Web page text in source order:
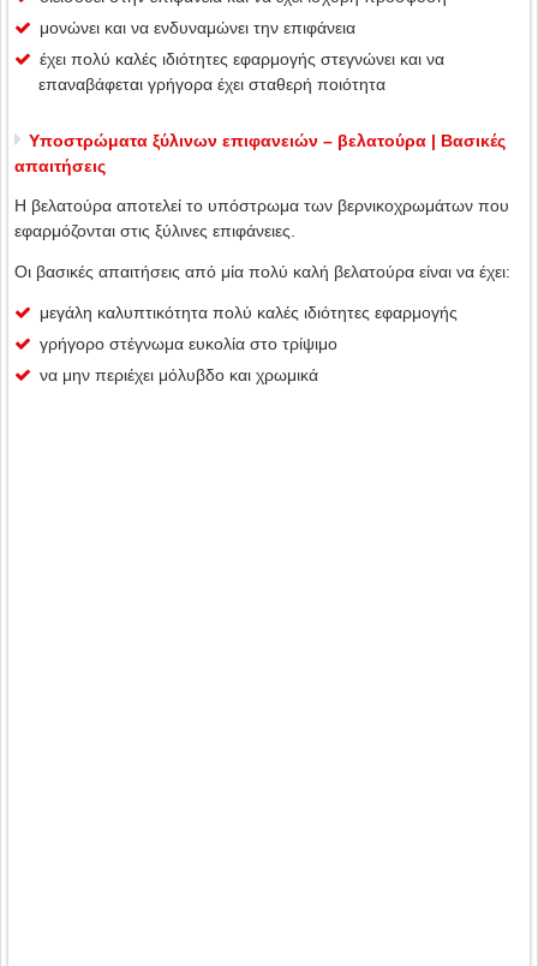
μονώνει και να ενδυναμώνει την επιφάνεια
έχει πολύ καλές ιδιότητες εφαρμογής στεγνώνει και να
επαναβάφεται γρήγορα έχει σταθερή ποιότητα
Υποστρώματα ξύλινων επιφανειών – βελατούρα | Βασικές
απαιτήσεις
Η βελατούρα αποτελεί το υπόστρωμα των βερνικοχρωμάτων που
εφαρμόζονται στις ξύλινες επιφάνειες.
Οι βασικές απαιτήσεις από μία πολύ καλή βελατούρα είναι να έχει:
μεγάλη καλυπτικότητα πολύ καλές ιδιότητες εφαρμογής
γρήγορο στέγνωμα ευκολία στο τρίψιμο
να μην περιέχει μόλυβδο και χρωμικά